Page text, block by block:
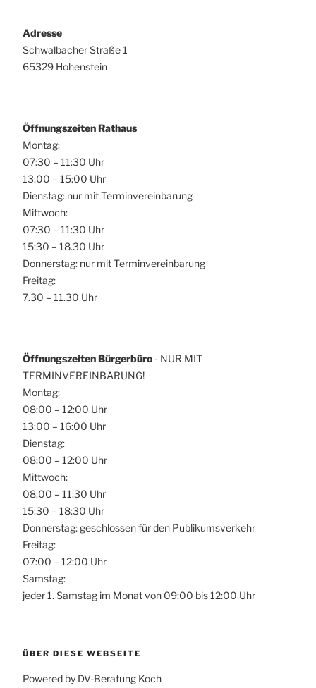
Adresse
Schwalbacher Straße 1
65329 Hohenstein
Öffnungszeiten Rathaus
Montag:
07:30 – 11:30 Uhr
13:00 – 15:00 Uhr
Dienstag: nur mit Terminvereinbarung
Mittwoch:
07:30 – 11:30 Uhr
15:30 – 18.30 Uhr
Donnerstag: nur mit Terminvereinbarung
Freitag:
7.30 – 11.30 Uhr
Öffnungszeiten Bürgerbüro - NUR MIT
TERMINVEREINBARUNG!
Montag:
08:00 – 12:00 Uhr
13:00 – 16:00 Uhr
Dienstag:
08:00 – 12:00 Uhr
Mittwoch:
08:00 – 11:30 Uhr
15:30 – 18:30 Uhr
Donnerstag: geschlossen für den Publikumsverkehr
Freitag:
07:00 – 12:00 Uhr
Samstag:
jeder 1. Samstag im Monat von 09:00 bis 12:00 Uhr
ÜBER DIESE WEBSEITE
Powered by DV-Beratung Koch